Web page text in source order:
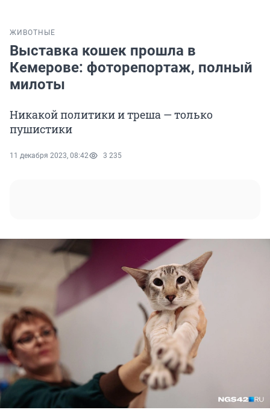
ЖИВОТНЫЕ
Выставка кошек прошла в
Кемерове: фоторепортаж, полный
милоты
Никакой политики и треша — только
пушистики
11 декабря 2023, 08:42 3 235